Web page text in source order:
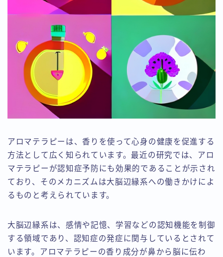
アロマテラピーは、香りを使って心身の健康を促進する
方法として広く知られています。最近の研究では、アロ
マテラピーが認知症予防にも効果的であることが示され
ており、そのメカニズムは大脳辺縁系への働きかけによ
るものと考えられています。
大脳辺縁系は、感情や記憶、学習などの認知機能を制御
する領域であり、認知症の発症に関与しているとされて
います。アロマテラピーの香り成分が鼻から脳に伝わ